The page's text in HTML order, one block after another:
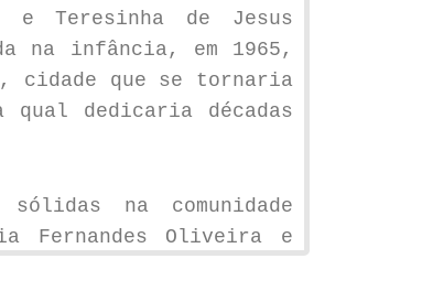
e Teresinha de Jesus
na infância, em 1965,
cidade que se tornaria
dedicaria décadas
na comunidade
Fernandes Oliveira e
familiares que sempre